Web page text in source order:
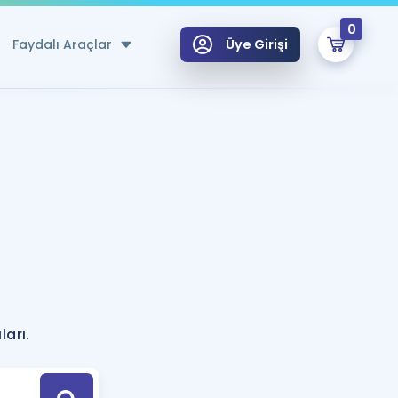
Faydalı Araçlar
Hesaplama Aracı
için Öneriler
Tek Takvimde
Üye Girişi
0
Hoca ile seni sınava hazırlayacak onlarca eğitim seni bekliyor!